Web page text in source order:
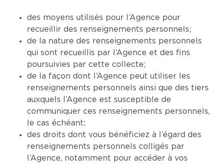
des moyens utilisés pour l’Agence pour
recueillir des renseignements personnels;
de la nature des renseignements personnels
qui sont recueillis par l’Agence et des fins
poursuivies par cette collecte;
de la façon dont l’Agence peut utiliser les
renseignements personnels ainsi que des tiers
auxquels l’Agence est susceptible de
communiquer ces renseignements personnels,
le cas échéant;
des droits dont vous bénéficiez à l’égard des
renseignements personnels colligés par
l’Agence, notamment pour accéder à vos